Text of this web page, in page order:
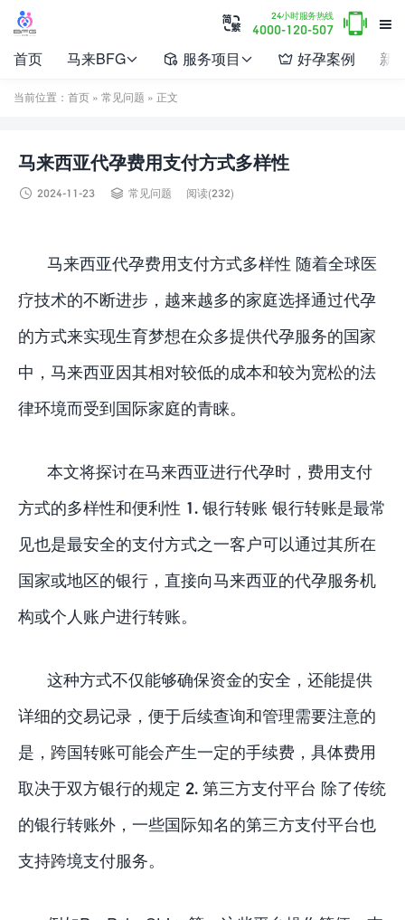

24小时服务热线
4000-120-507 

首页 马来BFG  服务项目   好孕案例 新
当前位置： 首页 » 常见问题 » 正文
马来西亚代孕费用支付方式多样性
 2024-11-23  常见问题 阅读(232)
马来西亚代孕费用支付方式多样性 随着全球医
疗技术的不断进步，越来越多的家庭选择通过代孕
的方式来实现生育梦想在众多提供代孕服务的国家
中，马来西亚因其相对较低的成本和较为宽松的法
律环境而受到国际家庭的青睐。
本文将探讨在马来西亚进行代孕时，费用支付
方式的多样性和便利性 1. 银行转账 银行转账是最常
见也是最安全的支付方式之一客户可以通过其所在
国家或地区的银行，直接向马来西亚的代孕服务机
构或个人账户进行转账。
这种方式不仅能够确保资金的安全，还能提供
详细的交易记录，便于后续查询和管理需要注意的
是，跨国转账可能会产生一定的手续费，具体费用
取决于双方银行的规定 2. 第三方支付平台 除了传统
的银行转账外，一些国际知名的第三方支付平台也
支持跨境支付服务。